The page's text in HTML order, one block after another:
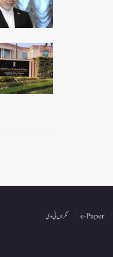
e-Paper نگراں ٹی وی